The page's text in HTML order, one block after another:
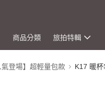
商品分類 旅拍特輯
登場】超輕量包款 K17 暖